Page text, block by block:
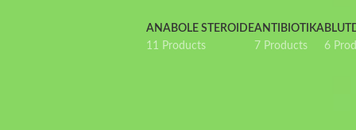
ANABOLE STEROIDE
11 Products
ANTIBIOTIKA
7 Products
6